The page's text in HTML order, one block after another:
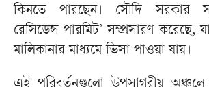
কিনতে পারছেন। সৌদি সরকার
রেসিডেন্স পারমিট’ সম্প্রসারণ করেছে,
মালিকানার মাধ্যমে ভিসা পাওয়া যায়।